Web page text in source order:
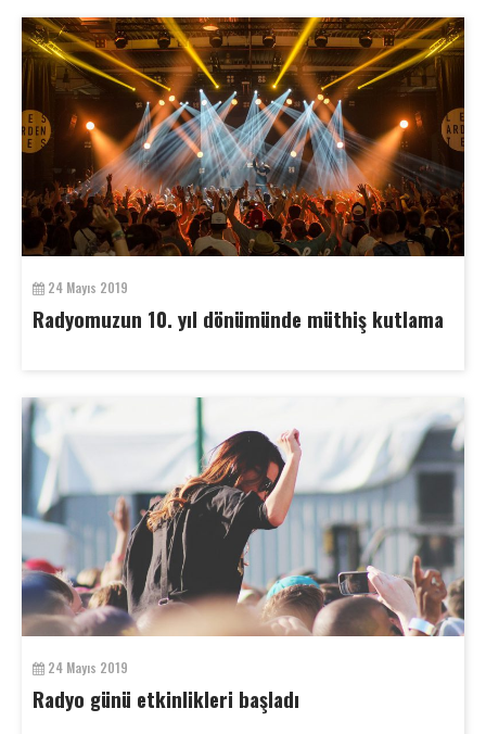
24 Mayıs 2019
Radyomuzun 10. yıl dönümünde müthiş kutlama
24 Mayıs 2019
Radyo günü etkinlikleri başladı